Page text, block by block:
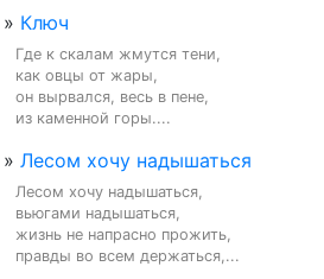
» Ключ
Где к скалам жмутся тени,
как овцы от жары,
он вырвался, весь в пене,
из каменной горы....
» Лесом хочу надышаться
Лесом хочу надышаться,
вьюгами надышаться,
жизнь не напрасно прожить,
правды во всем держаться,...